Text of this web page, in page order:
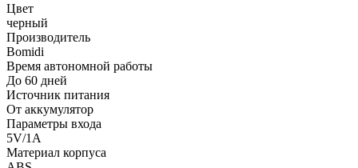
Цвет
черный
Производитель
Bomidi
Время автономной работы
До 60 дней
Источник питания
От аккумулятор
Параметры входа
5V/1А
Материал корпуса